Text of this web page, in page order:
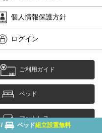
個人情報保護方針
ログイン
ご利用ガイド
ベッド
マットレス
/ ベッド組立設置無料